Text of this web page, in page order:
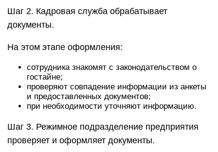
Шаг 2. Кадровая служба обрабатывает
документы.
На этом этапе оформления:
сотрудника знакомят с законодательством о
гостайне;
проверяют совпадение информации из анкеты
и предоставленных документов;
при необходимости уточняют информацию.
Шаг 3. Режимное подразделение предприятия
проверяет и оформляет документы.